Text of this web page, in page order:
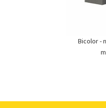
Bicolor -